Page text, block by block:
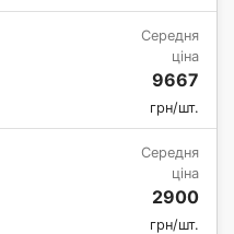
Середня
ціна
9667
грн/шт.
Середня
ціна
2900
грн/шт.